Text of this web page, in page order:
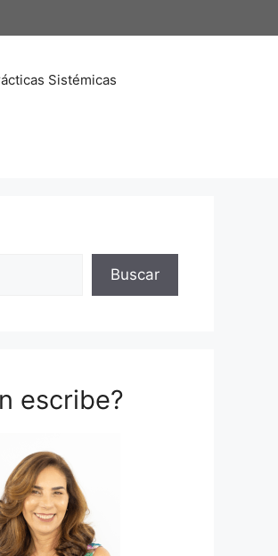
Sistémicas
Buscar
escribe?